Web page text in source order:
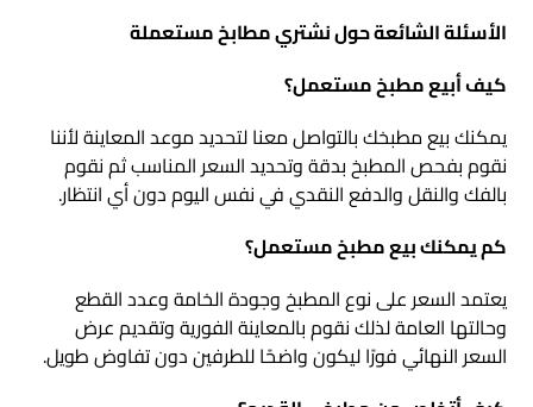
الأسئلة الشائعة حولنشتري مطابخ مستعملة
كيف أبيع مطبخ مستعمل؟
يمكنك بيع مطبخك بالتواصل معنا لتحديد موعد المعاينة لأننا
نقوم بفحص المطبخ بدقة وتحديد السعر المناسب ثم نقوم
بالفك والنقل والدفع النقدي في نفس اليوم دون أي انتظار.
كم يمكنك بيع مطبخ مستعمل؟
يعتمد السعر على نوع المطبخ وجودة الخامة وعدد القطع
وحالتها العامة لذلك نقوم بالمعاينة الفورية وتقديم عرض
السعر النهائي فورًا ليكون واضحًا للطرفين دون تفاوض طويل.